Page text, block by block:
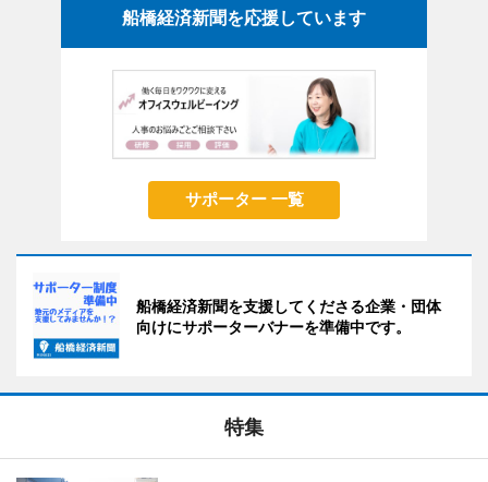
船橋経済新聞を応援しています
サポーター 一覧
船橋経済新聞を支援してくださる企業・団体
向けにサポーターバナーを準備中です。
特集